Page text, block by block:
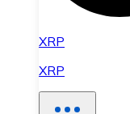
XRP
XRP